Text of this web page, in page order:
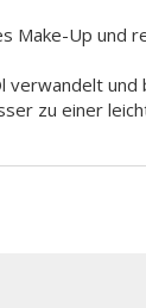
Make-Up und
verwandelt und
zu einer